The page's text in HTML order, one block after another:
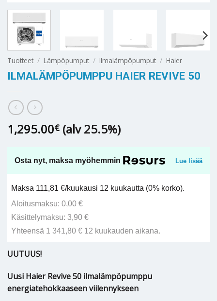
Tuotteet / Lämpöpumput / Ilmalämpöpumput / Haier
ILMALÄMPÖPUMPPU HAIER REVIVE 50
1,295.00€ (alv 25.5%)
Osta nyt, maksa myöhemmin Lue lisää
Maksa 111,81 €/kuukausi 12 kuukautta (0% korko).
Aloitusmaksu: 0,00 €
Käsittelymaksu: 3,90 €
Yhteensä 1 341,80 € 12 kuukauden aikana.
UUTUUS!
Uusi Haier Revive 50 ilmalämpöpumppu
energiatehokkaaseen viilennykseen